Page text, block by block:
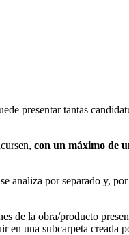
presentar tantas
con un máximo de
analiza por separado y,
de la obra/producto
en una subcarpeta creada